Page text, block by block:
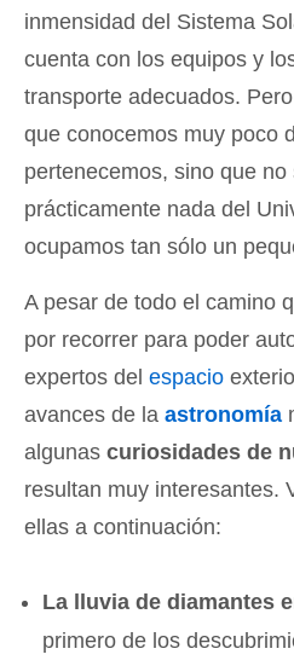
inmensidad del Sistema
cuenta con los equipos y
transporte adecuados.
que conocemos muy poco
pertenecemos, sino que no
prácticamente nada del
ocupamos tan sólo un
A pesar de todo el camino
por recorrer para poder
expertos del espacio
avances de la astronomía
algunas curiosidades de
resultan muy interesantes.
ellas a continuación:
La lluvia de diamantes
primero de los